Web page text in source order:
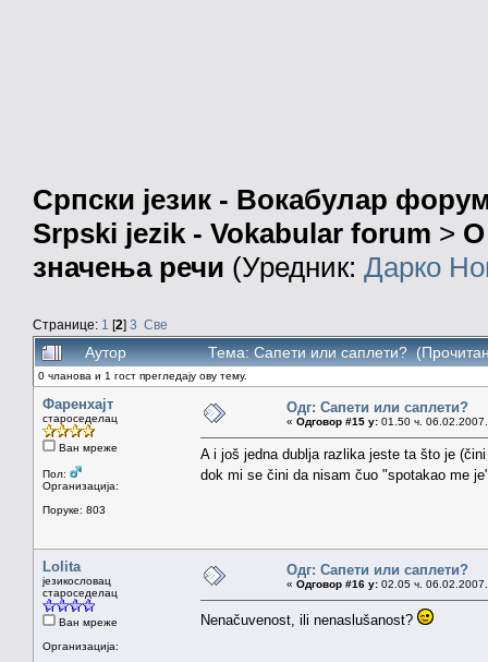
Српски језик - Вокабулар
Srpski jezik - Vokabular forum > О
значења речи (Уредник: Дарко
Странице: 1 [2] 3 Све
Аутор Тема: Сапети или саплети?
0 чланова и 1 гост прегледају ову тему.
Фаренхајт
староседелац
Ван мреже
Пол:
Организација:
Поруке: 803
Одг: Сапети или саплети?
« Одговор #15 у: 01.50 ч.
A i još jedna dublja razlika jeste ta što je
dok mi se čini da nisam čuo "spotakao me
Lolita
језикословац
староседелац
Ван мреже
Организација:
Одг: Сапети или саплети?
« Одговор #16 у: 02.05 ч.
Nenačuvenost, ili nenaslušanost?